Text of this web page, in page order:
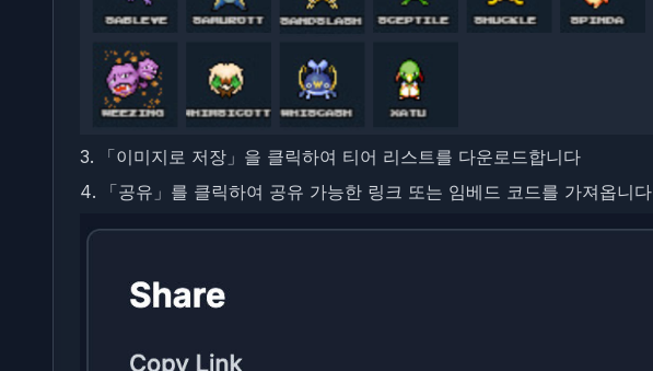
「이미지로 저장」을 클릭하여 티어 리스트를 다운로드합니다
「공유」를 클릭하여 공유 가능한 링크 또는 임베드 코드를 가져옵니다